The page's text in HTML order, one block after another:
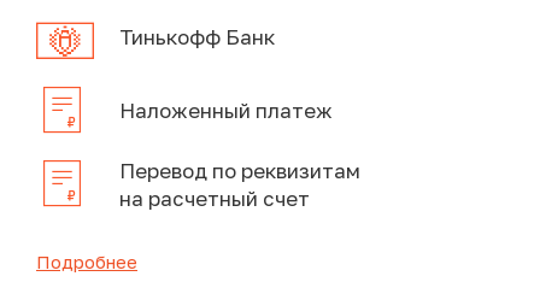
Тинькофф Банк
Наложенный платеж
Перевод по реквизитам
на расчетный счет
Подробнее